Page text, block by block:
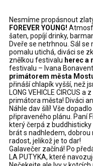
Nesmíme propásnout
FOREVER YOUNG!
šaten, popíjí drinky,
Dveře se netrhnou. Sál se
pomalu utichá, diváci se
znělkou festivalu herec a
festivalu – Ivana
primátorem města
přináší chlapík vyšší, než
LONG VEHICLE CIRCUS
primátora města! Diváci
Náhle dav šílí! Vše
připraveného plánu. Paní
který čerpá z
brát s nadhledem,
radost, jelikož je to dar!
Galavečer začíná! Po
LA PUTYKA, které